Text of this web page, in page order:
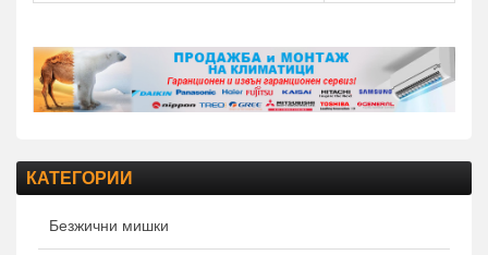
КАТЕГОРИИ
Безжични мишки